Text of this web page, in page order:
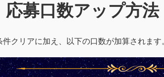
応募口数アップ方法
件クリアに加え、以下の口数が加算されます